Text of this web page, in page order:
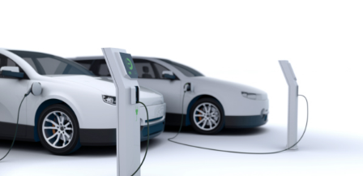
FLOTTE DES ENTREPRISES
Rédigé par Emmanuel Maumon le 23 Avr 2024 à 06:00
0 commentaires